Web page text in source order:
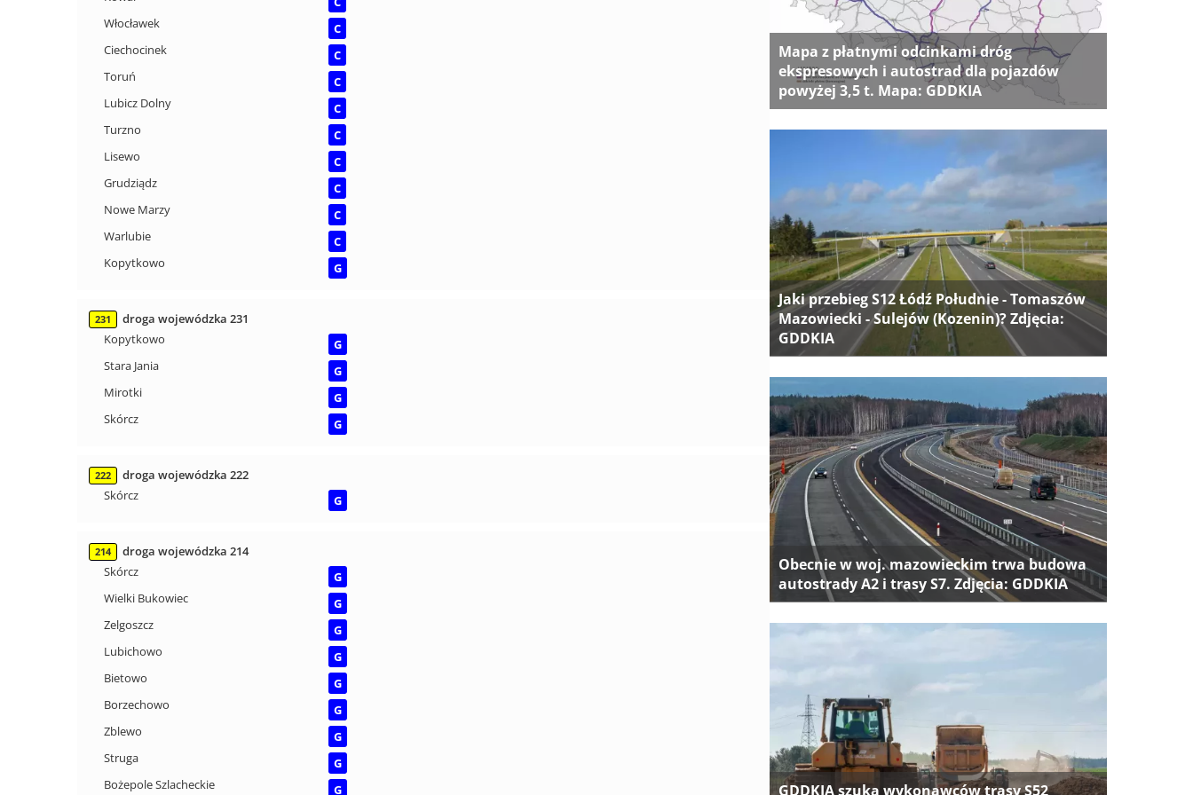
Włocławek
C
Ciechocinek
C
Toruń
C
Lubicz Dolny
C
Turzno
C
Lisewo
C
Grudziądz
C
Nowe Marzy
C
Warlubie
C
Kopytkowo
G
231
droga wojewódzka 231
Kopytkowo
G
Stara Jania
G
Mirotki
G
Skórcz
G
222
droga wojewódzka 222
Skórcz
G
214
droga wojewódzka 214
Skórcz
G
Wielki Bukowiec
G
Zelgoszcz
G
Lubichowo
G
Bietowo
G
Borzechowo
G
Zblewo
G
Struga
G
Bożepole Szlacheckie
G
Mapa z płatnymi odcinkami dróg
ekspresowych i autostrad dla pojazdów
powyżej 3,5 t. Mapa: GDDKIA
Jaki przebieg S12 Łódź Południe - Tomaszów
Mazowiecki - Sulejów (Kozenin)? Zdjęcia:
GDDKIA
Obecnie w woj. mazowieckim trwa budowa
autostrady A2 i trasy S7. Zdjęcia: GDDKIA
GDDKIA szuka wykonawców trasy S52